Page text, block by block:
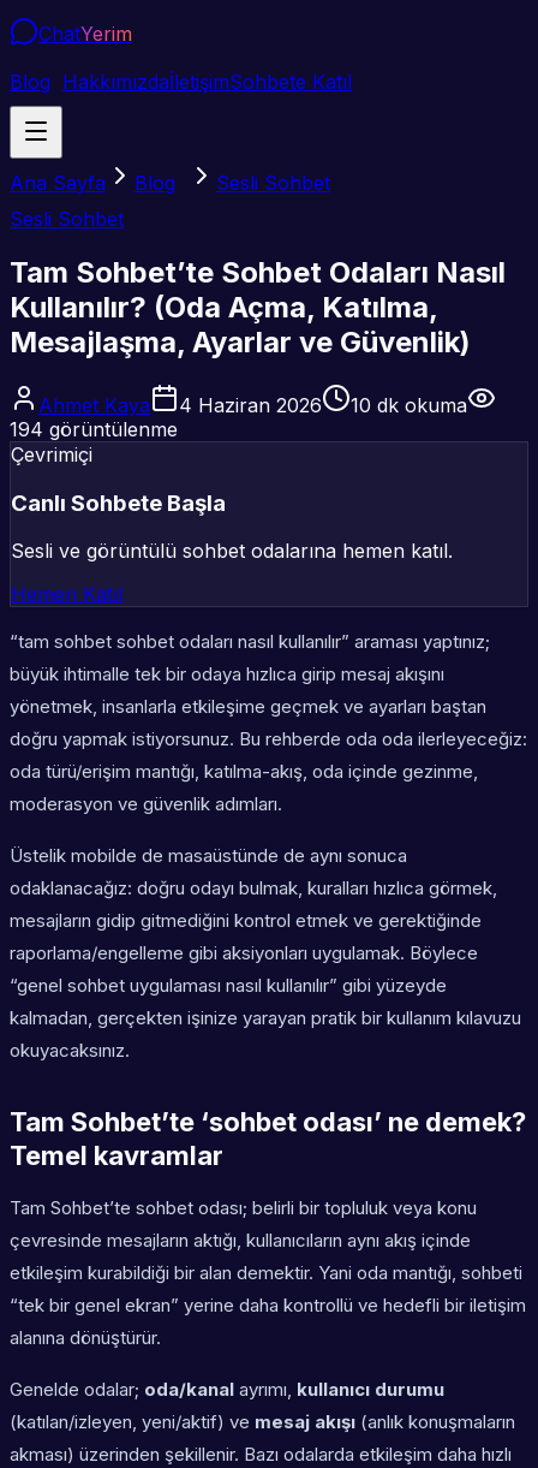
ChatYerim
Blog HakkımızdaİletişimSohbete Katıl
Ana Sayfa Blog
Sesli Sohbet
Sesli Sohbet
Tam Sohbet’te Sohbet Odaları Nasıl
Kullanılır? (Oda Açma, Katılma,
Mesajlaşma, Ayarlar ve Güvenlik)
Ahmet Kaya 4 Haziran 2026 10 dk okuma
194 görüntülenme
Çevrimiçi
Canlı Sohbete Başla
Sesli ve görüntülü sohbet odalarına hemen katıl.
Hemen Katıl
“tam sohbet sohbet odaları nasıl kullanılır” araması yaptınız;
büyük ihtimalle tek bir odaya hızlıca girip mesaj akışını
yönetmek, insanlarla etkileşime geçmek ve ayarları baştan
doğru yapmak istiyorsunuz. Bu rehberde oda oda ilerleyeceğiz:
oda türü/erişim mantığı, katılma-akış, oda içinde gezinme,
moderasyon ve güvenlik adımları.
Üstelik mobilde de masaüstünde de aynı sonuca
odaklanacağız: doğru odayı bulmak, kuralları hızlıca görmek,
mesajların gidip gitmediğini kontrol etmek ve gerektiğinde
raporlama/engelleme gibi aksiyonları uygulamak. Böylece
“genel sohbet uygulaması nasıl kullanılır” gibi yüzeyde
kalmadan, gerçekten işinize yarayan pratik bir kullanım kılavuzu
okuyacaksınız.
Tam Sohbet’te ‘sohbet odası’ ne demek?
Temel kavramlar
Tam Sohbet’te sohbet odası; belirli bir topluluk veya konu
çevresinde mesajların aktığı, kullanıcıların aynı akış içinde
etkileşim kurabildiği bir alan demektir. Yani oda mantığı, sohbeti
“tek bir genel ekran” yerine daha kontrollü ve hedefli bir iletişim
alanına dönüştürür.
Genelde odalar; oda/kanal ayrımı, kullanıcı durumu
(katılan/izleyen, yeni/aktif) ve mesaj akışı (anlık konuşmaların
akması) üzerinden şekillenir. Bazı odalarda etkileşim daha hızlı